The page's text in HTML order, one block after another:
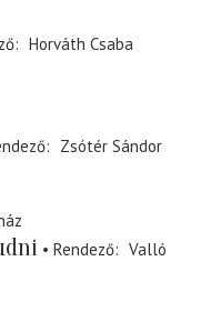
Horváth Csaba
Zsótér Sándor
Rendező
Valló